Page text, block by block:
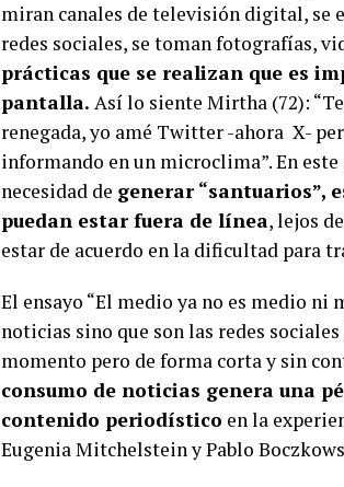
miran canales de televisión digital, se
redes sociales, se toman fotografías,
prácticas que se realizan que es
pantalla. Así lo siente Mirtha (72):
renegada, yo amé Twitter -ahora X-
informando en un microclima”. En
necesidad de generar “santuarios”,
puedan estar fuera de línea, lejos
estar de acuerdo en la dificultad para
El ensayo “El medio ya no es medio ni
noticias sino que son las redes
momento pero de forma corta y sin
consumo de noticias genera una
contenido periodístico en la
Eugenia Mitchelstein y Pablo